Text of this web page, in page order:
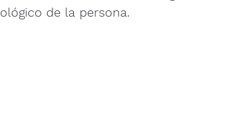
de la persona.